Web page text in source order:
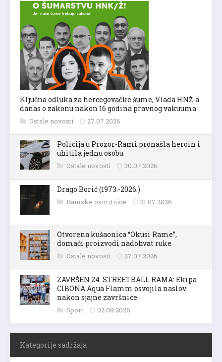
Ključna odluka za hercegovačke šume, Vlada HNŽ-a
danas o zakonu nakon 16 godina pravnog vakuuma
Ostale novosti 27.07.2026.
Policija u Prozor-Rami pronašla heroin i
uhitila jednu osobu
Ostale novosti 30.07.2026.
Drago Borić (1973.-2026.)
Ramske osmrtnice 31.07.2026.
Otvorena kušaonica “Okusi Rame”,
domaći proizvodi nadohvat ruke
Ostale novosti 27.07.2026.
ZAVRŠEN 24. STREETBALL RAMA: Ekipa
CIBONA Aqua Flamm osvojila naslov
nakon sjajne završnice
Sport 02.08.2026.
Kategorije sadržaja